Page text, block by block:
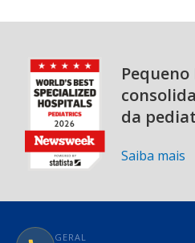
da
Saiba mais
GERAL